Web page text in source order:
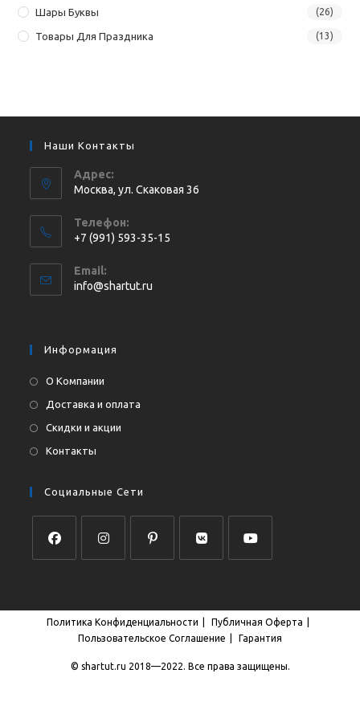
Шары Буквы (26)
Товары Для Праздника (13)
Наши Контакты
Адрес:
Москва, ул. Cкаковая 36
Телефон:
+7 (991) 593-35-15
в
вашем
Email:
info@shartut.ru
Информация
О Компании
Доставка и оплата
Скидки и акции
Контакты
Социальные Сети
новой
вкладке
новой
вкладке
новой
вкладке
новой
вкладке
новой
вкладке
Политика Конфиденциальности
Публичная Оферта
Пользовательское Соглашение
Гарантия
© shartut.ru 2018—2022. Все права защищены.